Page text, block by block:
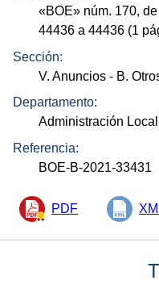
«BOE» núm. 170,
44436 a 44436 (1
Sección:
V. Anuncios - B.
Departamento:
Administración Local
Referencia:
BOE-B-2021-33431
PDF